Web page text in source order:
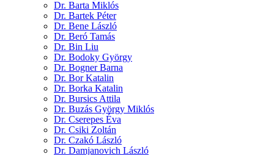
Dr. Barta Miklós
Dr. Bartek Péter
Dr. Bene László
Dr. Beró Tamás
Dr. Bin Liu
Dr. Bodoky György
Dr. Bogner Barna
Dr. Bor Katalin
Dr. Borka Katalin
Dr. Bursics Attila
Dr. Buzás György Miklós
Dr. Cserepes Éva
Dr. Csiki Zoltán
Dr. Czakó László
Dr. Damjanovich László